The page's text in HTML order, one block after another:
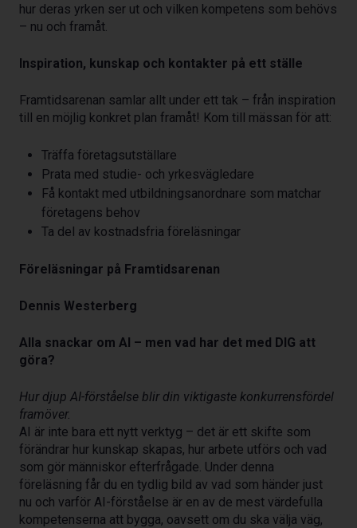
hur deras yrken ser ut och vilken kompetens som behövs
– nu och framåt.
Inspiration, kunskap och kontakter på ett ställe
Framtidsarenan samlar allt under ett tak – från inspiration
till en möjlig konkret plan framåt! Kom till mässan för att:
Träffa företagsutställare
Prata med studie- och yrkesvägledare
Få kontakt med utbildningsanordnare som matchar
företagens behov
Ta del av kostnadsfria föreläsningar
Föreläsningar på Framtidsarenan
Dennis Westerberg
Alla snackar om AI – men vad har det med DIG att
göra?
Hur djup AI-förståelse blir din viktigaste konkurrensfördel
framöver.
AI är inte bara ett nytt verktyg – det är ett skifte som
förändrar hur kunskap skapas, hur arbete utförs och vad
som gör människor efterfrågade. Under denna
föreläsning får du en tydlig bild av vad som händer just
nu och varför AI-förståelse är en av de mest värdefulla
kompetenserna att bygga, oavsett om du ska välja väg,